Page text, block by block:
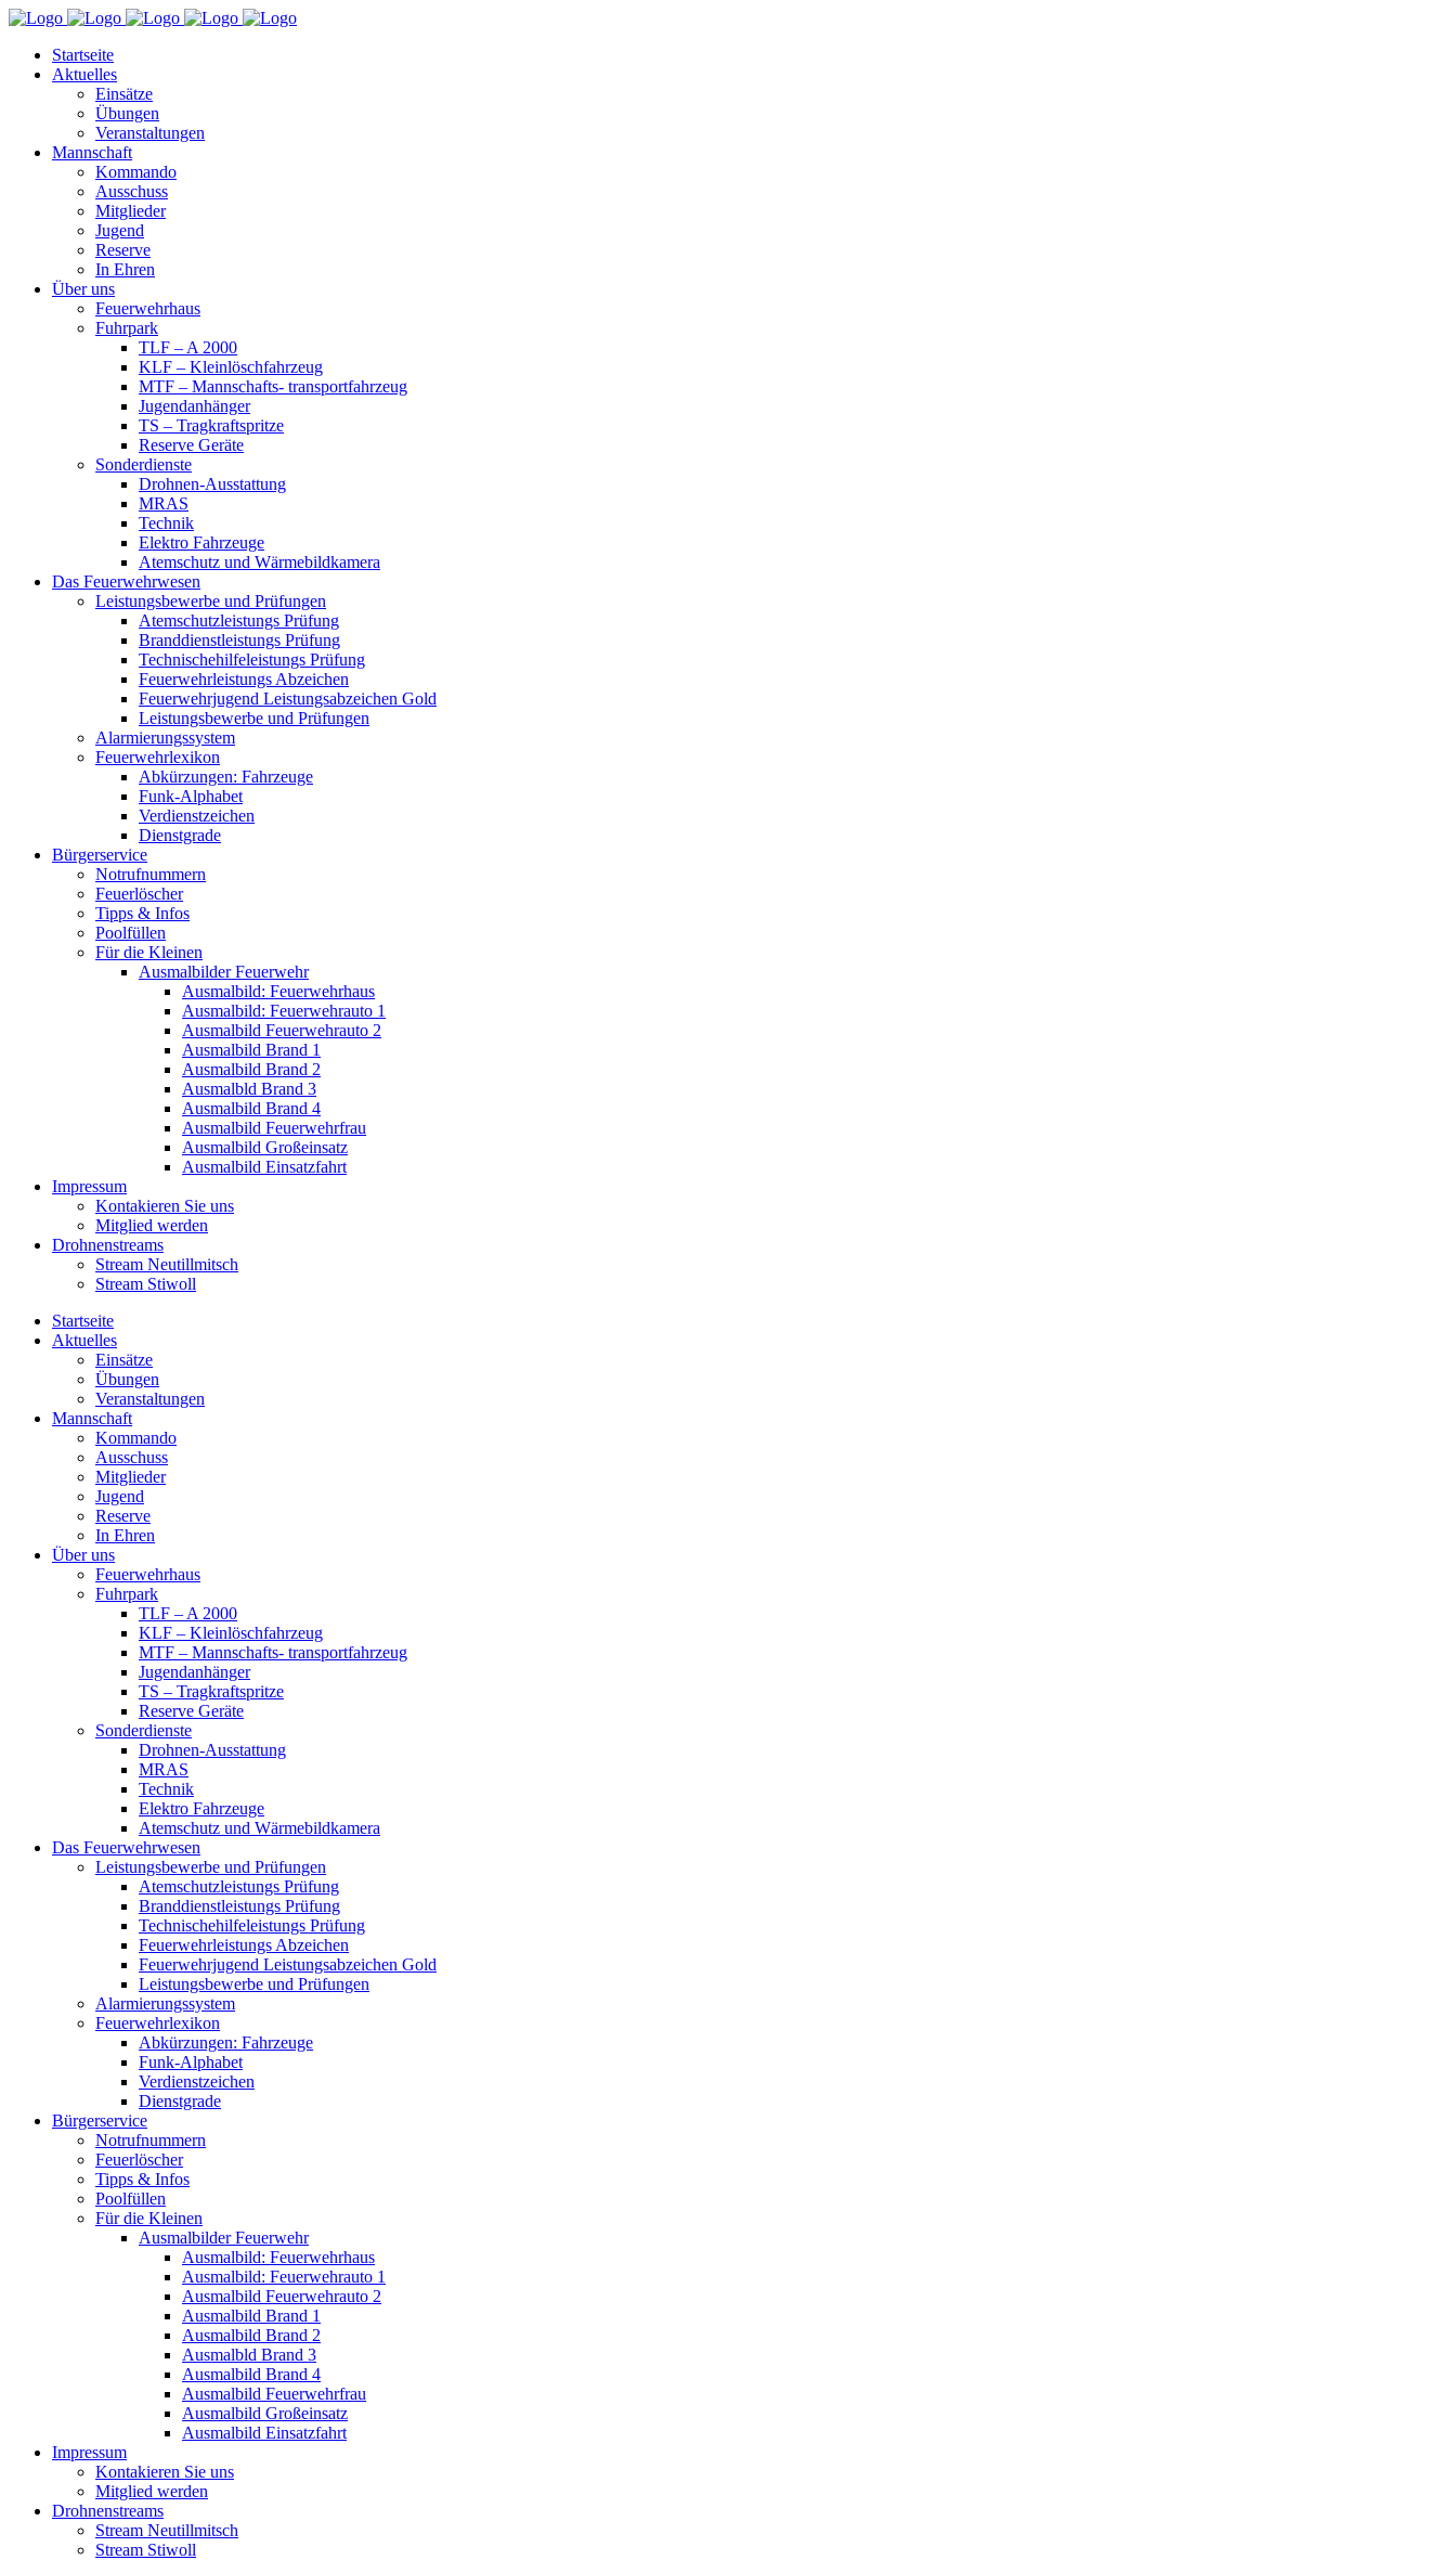
Startseite
Aktuelles
Einsätze
Übungen
Veranstaltungen
Mannschaft
Kommando
Ausschuss
Mitglieder
Jugend
Reserve
In Ehren
Über uns
Feuerwehrhaus
Fuhrpark
TLF – A 2000
KLF – Kleinlöschfahrzeug
MTF – Mannschafts- transportfahrzeug
Jugendanhänger
TS – Tragkraftspritze
Reserve Geräte
Sonderdienste
Drohnen-Ausstattung
MRAS
Technik
Elektro Fahrzeuge
Atemschutz und Wärmebildkamera
Das Feuerwehrwesen
Leistungsbewerbe und Prüfungen
Atemschutzleistungs Prüfung
Branddienstleistungs Prüfung
Technischehilfeleistungs Prüfung
Feuerwehrleistungs Abzeichen
Feuerwehrjugend Leistungsabzeichen Gold
Leistungsbewerbe und Prüfungen
Alarmierungssystem
Feuerwehrlexikon
Abkürzungen: Fahrzeuge
Funk-Alphabet
Verdienstzeichen
Dienstgrade
Bürgerservice
Notrufnummern
Feuerlöscher
Tipps & Infos
Poolfüllen
Für die Kleinen
Ausmalbilder Feuerwehr
Ausmalbild: Feuerwehrhaus
Ausmalbild: Feuerwehrauto 1
Ausmalbild Feuerwehrauto 2
Ausmalbild Brand 1
Ausmalbild Brand 2
Ausmalbld Brand 3
Ausmalbild Brand 4
Ausmalbild Feuerwehrfrau
Ausmalbild Großeinsatz
Ausmalbild Einsatzfahrt
Impressum
Kontakieren Sie uns
Mitglied werden
Drohnenstreams
Stream Neutillmitsch
Stream Stiwoll
Startseite
Aktuelles
Einsätze
Übungen
Veranstaltungen
Mannschaft
Kommando
Ausschuss
Mitglieder
Jugend
Reserve
In Ehren
Über uns
Feuerwehrhaus
Fuhrpark
TLF – A 2000
KLF – Kleinlöschfahrzeug
MTF – Mannschafts- transportfahrzeug
Jugendanhänger
TS – Tragkraftspritze
Reserve Geräte
Sonderdienste
Drohnen-Ausstattung
MRAS
Technik
Elektro Fahrzeuge
Atemschutz und Wärmebildkamera
Das Feuerwehrwesen
Leistungsbewerbe und Prüfungen
Atemschutzleistungs Prüfung
Branddienstleistungs Prüfung
Technischehilfeleistungs Prüfung
Feuerwehrleistungs Abzeichen
Feuerwehrjugend Leistungsabzeichen Gold
Leistungsbewerbe und Prüfungen
Alarmierungssystem
Feuerwehrlexikon
Abkürzungen: Fahrzeuge
Funk-Alphabet
Verdienstzeichen
Dienstgrade
Bürgerservice
Notrufnummern
Feuerlöscher
Tipps & Infos
Poolfüllen
Für die Kleinen
Ausmalbilder Feuerwehr
Ausmalbild: Feuerwehrhaus
Ausmalbild: Feuerwehrauto 1
Ausmalbild Feuerwehrauto 2
Ausmalbild Brand 1
Ausmalbild Brand 2
Ausmalbld Brand 3
Ausmalbild Brand 4
Ausmalbild Feuerwehrfrau
Ausmalbild Großeinsatz
Ausmalbild Einsatzfahrt
Impressum
Kontakieren Sie uns
Mitglied werden
Drohnenstreams
Stream Neutillmitsch
Stream Stiwoll